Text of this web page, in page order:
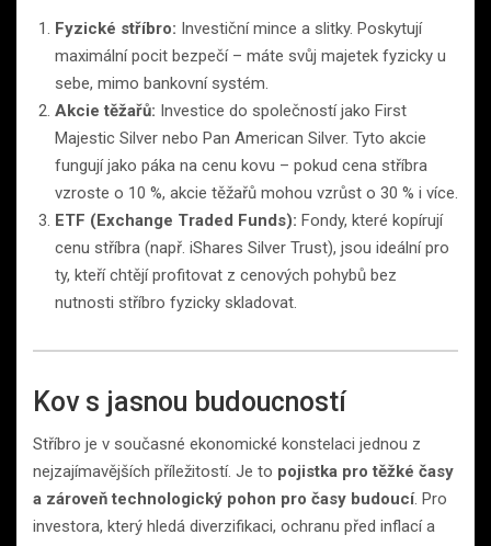
Fyzické stříbro: Investiční mince a slitky. Poskytují
maximální pocit bezpečí – máte svůj majetek fyzicky u
sebe, mimo bankovní systém.
Akcie těžařů: Investice do společností jako First
Majestic Silver nebo Pan American Silver. Tyto akcie
fungují jako páka na cenu kovu – pokud cena stříbra
vzroste o 10 %, akcie těžařů mohou vzrůst o 30 % i více.
ETF (Exchange Traded Funds): Fondy, které kopírují
cenu stříbra (např. iShares Silver Trust), jsou ideální pro
ty, kteří chtějí profitovat z cenových pohybů bez
nutnosti stříbro fyzicky skladovat.
Kov s jasnou budoucností
Stříbro je v současné ekonomické konstelaci jednou z
nejzajímavějších příležitostí. Je to pojistka pro těžké časy
a zároveň technologický pohon pro časy budoucí. Pro
investora, který hledá diverzifikaci, ochranu před inflací a